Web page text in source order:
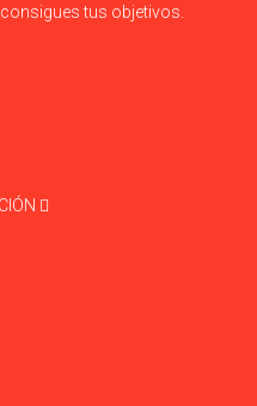
tus objetivos.